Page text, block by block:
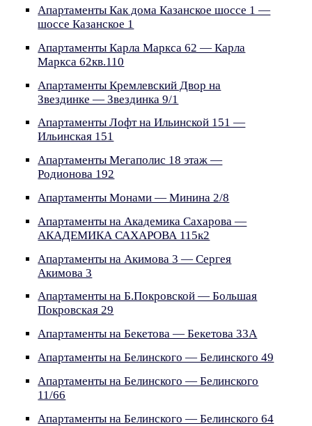
Апартаменты Как дома Казанское шоссе 1 —
шоссе Казанское 1
Апартаменты Карла Маркса 62 — Карла
Маркса 62кв.110
Апартаменты Кремлевский Двор на
Звездинке — Звездинка 9/1
Апартаменты Лофт на Ильинской 151 —
Ильинская 151
Апартаменты Мегаполис 18 этаж —
Родионова 192
Апартаменты Монами — Минина 2/8
Апартаменты на Академика Сахарова —
АКАДЕМИКА САХАРОВА 115к2
Апартаменты на Акимова 3 — Сергея
Акимова 3
Апартаменты на Б.Покровской — Большая
Покровская 29
Апартаменты на Бекетова — Бекетова 33А
Апартаменты на Белинского — Белинского 49
Апартаменты на Белинского — Белинского
11/66
Апартаменты на Белинского — Белинского 64